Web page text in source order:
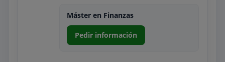
Un postgrado en ESIC no solo aporta
conocimientos prácticos y actualizados,
sino que también impulsa tu desarrollo
personal y profesional a nivel
Máster en Finanzas
Pedir información